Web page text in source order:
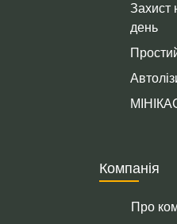
Захист
день
Компанія
Про